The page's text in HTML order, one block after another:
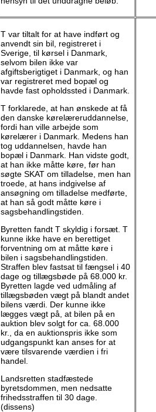
T var tiltalt for at have indført og
anvendt sin bil, registreret i
Sverige, til kørsel i Danmark,
selvom bilen ikke var
afgiftsberigtiget i Danmark, og han
var registreret med bopæl og
havde fast opholdssted i Danmark.
T forklarede, at han ønskede at få
den danske kørelæreruddannelse,
fordi han ville arbejde som
kørelærer i Danmark. Medens han
tog uddannelsen, havde han
bopæl i Danmark. Han vidste godt,
at han ikke måtte køre, før han
søgte SKAT om tilladelse, men han
troede, at hans indgivelse af
ansøgning om tilladelse medførte,
at han så godt måtte køre i
sagsbehandlingstiden.
Byretten fandt T skyldig i forsæt. T
kunne ikke have en berettiget
forventning om at måtte køre i
bilen i sagsbehandlingstiden.
Straffen blev fastsat til fængsel i 40
dage og tillægsbøde på 68.000 kr.
Byretten lagde ved udmåling af
tillægsbøden vægt på blandt andet
bilens værdi. Der kunne ikke
lægges vægt på, at bilen på en
auktion blev solgt for ca. 68.000
kr., da en auktionspris ikke som
udgangspunkt kan anses for at
være tilsvarende værdien i fri
handel.
Landsretten stadfæstede
byretsdommen, men nedsatte
frihedsstraffen til 30 dage.
(dissens)